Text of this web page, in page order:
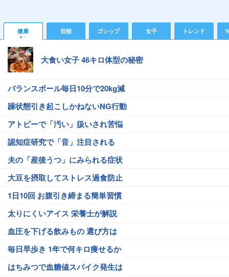
健康 芸能 ゴシップ 女子 トレンド
大食い女子 46キロ体型の秘密
バランスボール毎日10分で20kg減
躁状態引き起こしかねないNG行動
アトピーで「汚い」扱いされ苦悩
認知症研究で「音」注目される
夫の「産後うつ」にみられる症状
大豆を摂取してストレス過食防止
1日10回 お腹引き締まる簡単習慣
太りにくいアイス 栄養士が解説
血圧を下げる飲みもの 選び方は
毎日早歩き 1年で何キロ痩せるか
はちみつで血糖値スパイク発生は